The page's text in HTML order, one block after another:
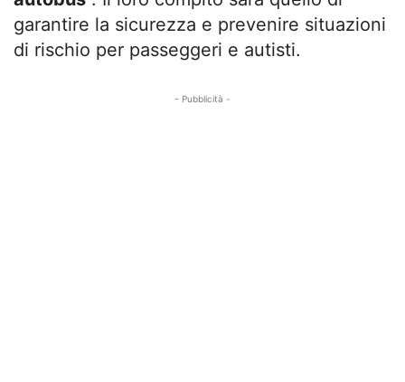
garantire la sicurezza e prevenire situazioni
di rischio per passeggeri e autisti.
- Pubblicità -